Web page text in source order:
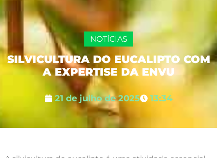
NOTÍCIAS
SILVICULTURA DO EUCALIPTO COM
A EXPERTISE DA ENVU
21 de julho de 2025 13:34